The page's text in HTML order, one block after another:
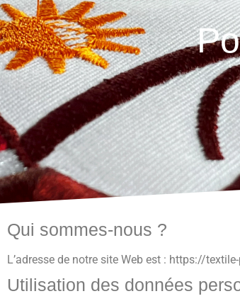
Qui sommes-nous ?
L’adresse de notre site Web est : https://
Utilisation des données